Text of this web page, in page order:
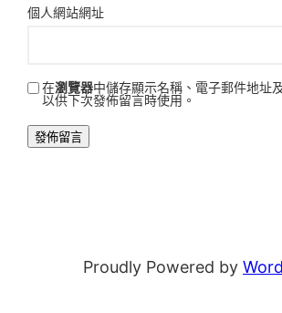
個人網站網址
在瀏覽器中儲存顯示名稱、電子郵件地址
以供下次發佈留言時使用。
Proudly Powered by